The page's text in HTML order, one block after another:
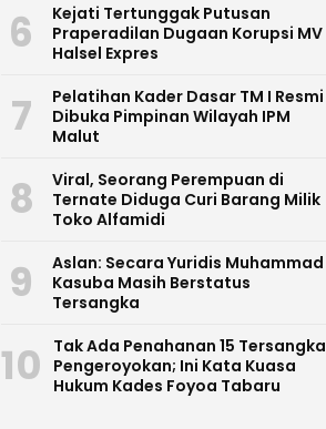
6
Kejati Tertunggak Putusan
Praperadilan Dugaan Korupsi MV
Halsel Expres
7
Pelatihan Kader Dasar TM I Resmi
Dibuka Pimpinan Wilayah IPM
Malut
8
Viral, Seorang Perempuan di
Ternate Diduga Curi Barang Milik
Toko Alfamidi
9
Aslan: Secara Yuridis Muhammad
Kasuba Masih Berstatus
Tersangka
10
Tak Ada Penahanan 15 Tersangka
Pengeroyokan; Ini Kata Kuasa
Hukum Kades Foyoa Tabaru